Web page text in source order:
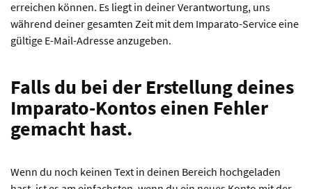
erreichen können. Es liegt in deiner Verantwortung, uns
während deiner gesamten Zeit mit dem Imparato-Service eine
gültige E-Mail-Adresse anzugeben.
Falls du bei der Erstellung deines
Imparato-Kontos einen Fehler
gemacht hast.
Wenn du noch keinen Text in deinen Bereich hochgeladen